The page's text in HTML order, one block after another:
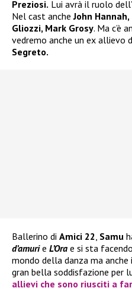
Preziosi. Lui avrà il ruolo
Nel cast ancheJohn
Gliozzi, Mark Grosy. Ma c’è
vedremo anche un ex allievo
Segreto.
Ballerino di Amici 22, Samu
d’amurie L’Ora e si sta
mondo della danza ma
gran bella soddisfazione per
allievi che sono riusciti a